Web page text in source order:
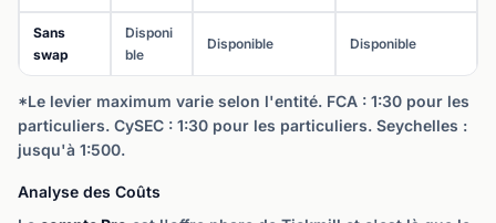
Sans
swap
Disponi
ble
Disponible Disponible
*Le levier maximum varie selon l'entité. FCA : 1:30 pour les
particuliers. CySEC : 1:30 pour les particuliers. Seychelles :
jusqu'à 1:500.
Analyse des Coûts